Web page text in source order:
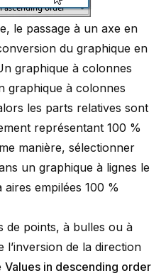
le passage à un axe en
du graphique en
graphique à colonnes
graphique à colonnes
les parts relatives sont
représentant 100 %
manière, sélectionner
un graphique à lignes le
empilées 100 %
de points, à bulles ou à
de la direction
Values in descending order